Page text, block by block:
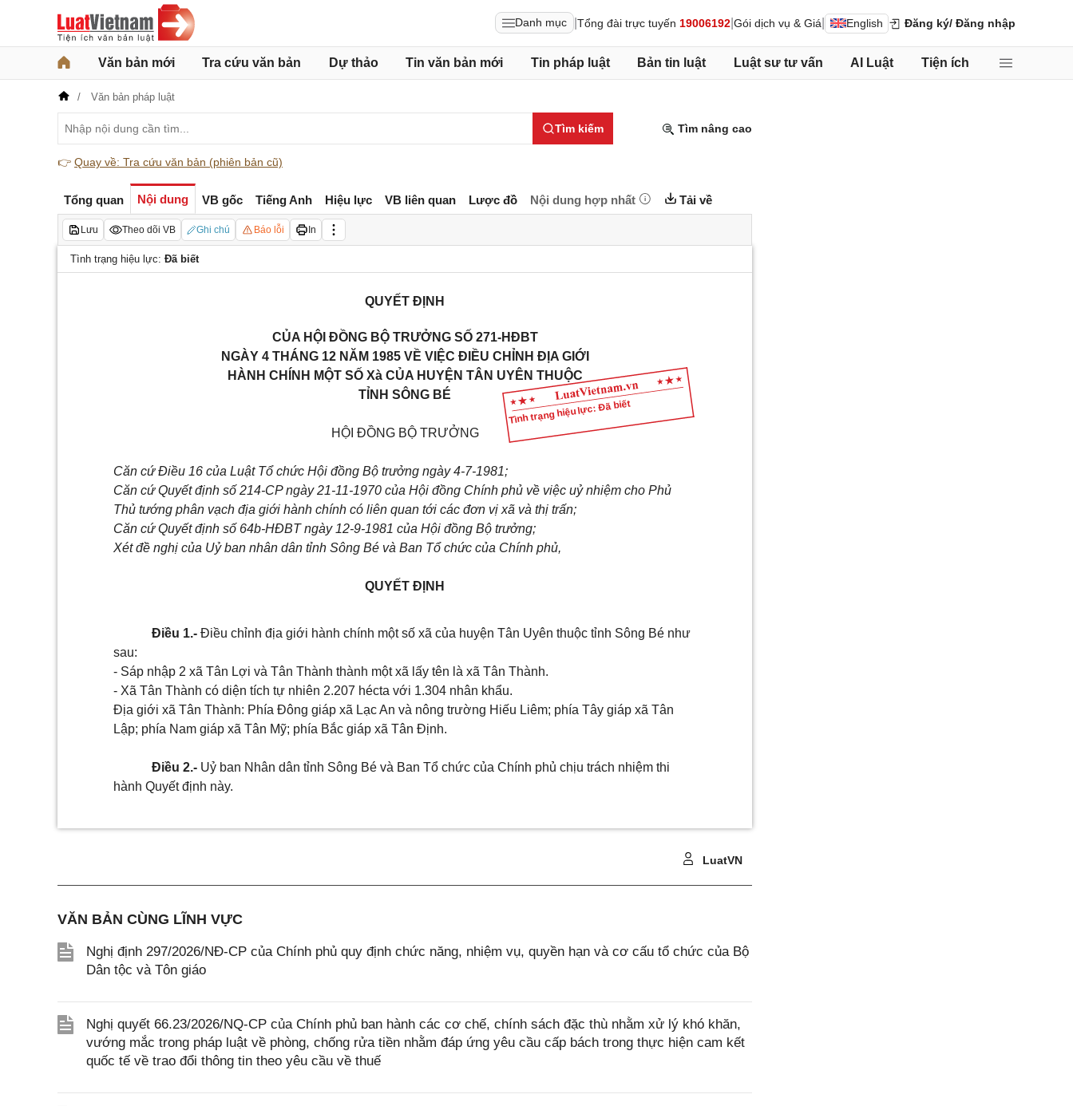
Danh mục Tổng đài trực tuyến 19006192 Gói dịch vụ & Giá English Đăng ký/ Đăng nhập
Văn bản mới Tra cứu văn bản Dự thảo Tin văn bản mới Tin pháp luật Bản tin luật Luật sư tư vấn AI Luật Tiện ích
Văn bản pháp luật
Tìm kiếm Tìm nâng cao
👉 Quay về: Tra cứu văn bản (phiên bản cũ)
Tổng quan Nội dung VB gốc Tiếng Anh Hiệu lực VB liên quan Lược đồ Nội dung hợp nhất Tải về
Lưu Theo dõi VB Ghi chú Báo lỗi In
Tình trạng hiệu lực: Đã biết
Tình trạng hiệu lực: Đã biết
QUYẾT ĐỊNH
CỦA HỘI ĐỒNG BỘ TRƯỞNG SỐ 271-HĐBT
NGÀY 4 THÁNG 12 NĂM 1985 VỀ VIỆC ĐIỀU CHỈNH ĐỊA GIỚI
HÀNH CHÍNH MỘT SỐ Xà CỦA HUYỆN TÂN UYÊN THUỘC
TỈNH SÔNG BÉ
HỘI ĐỒNG BỘ TRƯỞNG
Căn cứ Điều 16 của Luật Tổ chức Hội đồng Bộ trưởng ngày 4-7-1981;
Căn cứ Quyết định số 214-CP ngày 21-11-1970 của Hội đồng Chính phủ về việc uỷ nhiệm cho Phủ
Thủ tướng phân vạch địa giới hành chính có liên quan tới các đơn vị xã và thị trấn;
Căn cứ Quyết định số 64b-HĐBT ngày 12-9-1981 của Hội đồng Bộ trưởng;
Xét đề nghị của Uỷ ban nhân dân tỉnh Sông Bé và Ban Tổ chức của Chính phủ,
QUYẾT ĐỊNH
Điều 1.- Điều chỉnh địa giới hành chính một số xã của huyện Tân Uyên thuộc tỉnh Sông Bé như
sau:
- Sáp nhập 2 xã Tân Lợi và Tân Thành thành một xã lấy tên là xã Tân Thành.
- Xã Tân Thành có diện tích tự nhiên 2.207 hécta với 1.304 nhân khẩu.
Địa giới xã Tân Thành: Phía Đông giáp xã Lạc An và nông trường Hiếu Liêm; phía Tây giáp xã Tân
Lập; phía Nam giáp xã Tân Mỹ; phía Bắc giáp xã Tân Định.
Điều 2.- Uỷ ban Nhân dân tỉnh Sông Bé và Ban Tổ chức của Chính phủ chịu trách nhiệm thi
hành Quyết định này.
LuatVN
VĂN BẢN CÙNG LĨNH VỰC
Nghị định 297/2026/NĐ-CP của Chính phủ quy định chức năng, nhiệm vụ, quyền hạn và cơ cấu tổ chức của Bộ
Dân tộc và Tôn giáo
Nghị quyết 66.23/2026/NQ-CP của Chính phủ ban hành các cơ chế, chính sách đặc thù nhằm xử lý khó khăn,
vướng mắc trong pháp luật về phòng, chống rửa tiền nhằm đáp ứng yêu cầu cấp bách trong thực hiện cam kết
quốc tế về trao đổi thông tin theo yêu cầu về thuế